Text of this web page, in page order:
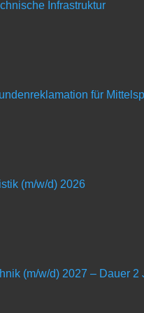
Infrastruktur
für
(m/w/d) 2026
(m/w/d) 2027 – Dauer 2
wir Ihnen alles, was Sie